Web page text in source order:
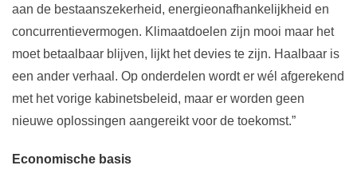
aan de bestaanszekerheid, energieonafhankelijkheid en
concurrentievermogen. Klimaatdoelen zijn mooi maar het
moet betaalbaar blijven, lijkt het devies te zijn. Haalbaar is
een ander verhaal. Op onderdelen wordt er wél afgerekend
met het vorige kabinetsbeleid, maar er worden geen
nieuwe oplossingen aangereikt voor de toekomst.”
Economische basis